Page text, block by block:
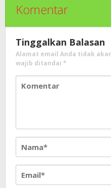
Komentar
Tinggalkan Balasan
Alamat email Anda tidak
wajib ditandai *